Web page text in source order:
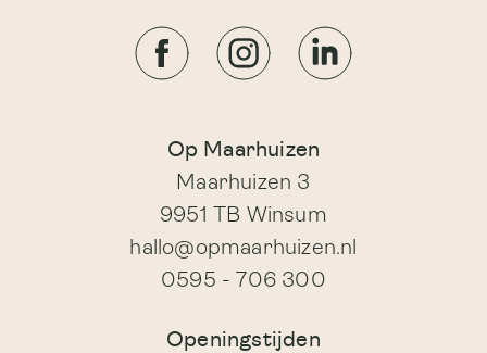
Op Maarhuizen
Maarhuizen 3
9951 TB Winsum
hallo@opmaarhuizen.nl
0595 - 706 300
Openingstijden